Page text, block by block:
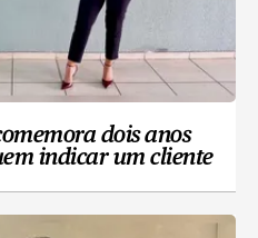
dois anos
indicar um cliente